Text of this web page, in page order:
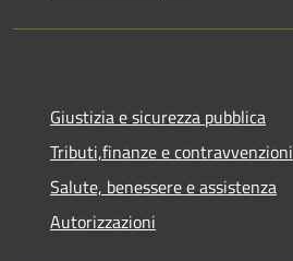
Giustizia e sicurezza pubblica
Tributi,finanze e contravvenzioni
Salute, benessere e assistenza
Autorizzazioni